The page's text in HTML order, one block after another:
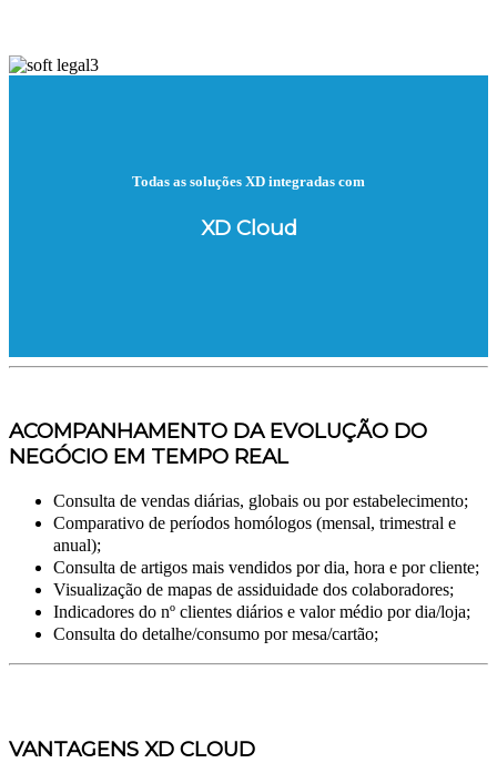
Todas as soluções XD integradas com
XD Cloud
ACOMPANHAMENTO DA EVOLUÇÃO DO
NEGÓCIO EM TEMPO REAL
Consulta de vendas diárias, globais ou por estabelecimento;
Comparativo de períodos homólogos (mensal, trimestral e
anual);
Consulta de artigos mais vendidos por dia, hora e por cliente;
Visualização de mapas de assiduidade dos colaboradores;
Indicadores do nº clientes diários e valor médio por dia/loja;
Consulta do detalhe/consumo por mesa/cartão;
VANTAGENS XD CLOUD